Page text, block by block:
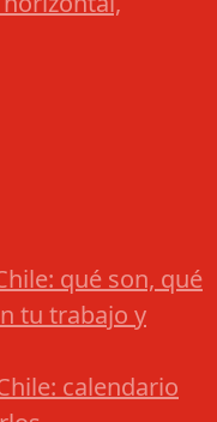
qué son, qué
tu trabajo y
calendario